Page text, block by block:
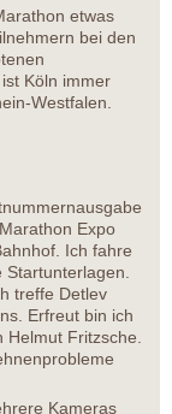
etwas
bei den
Köln immer
Westfalen.
Expo
Ich fahre
Startunterlagen.
treffe Detlev
Erfreut bin ich
Helmut Fritzsche.
Kameras